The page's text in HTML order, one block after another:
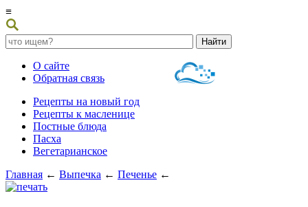
≡
О сайте
Обратная связь
Рецепты на новый год
Рецепты к масленице
Постные блюда
Пасха
Вегетарианское
Главная ← Выпечка ← Печенье ←